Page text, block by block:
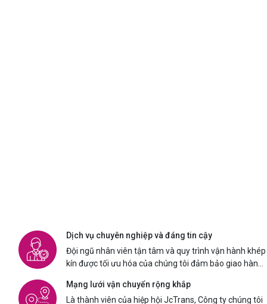
Dịch vụ chuyên nghiệp và đáng tin cậy
Đội ngũ nhân viên tận tâm và quy trình vận hành khép
kín được tối ưu hóa của chúng tôi đảm bảo giao hàng
Mạng lưới vận chuyển rộng khắp
Là thành viên của hiệp hội JcTrans, Công ty chúng tôi